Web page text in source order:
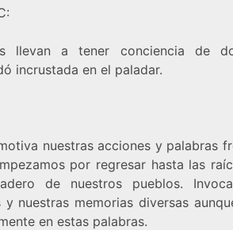
llevan a tener conciencia de
incrustada en el paladar.
nuestras acciones y palabras
por regresar hasta las
de nuestros pueblos.
nuestras memorias diversas
en estas palabras.